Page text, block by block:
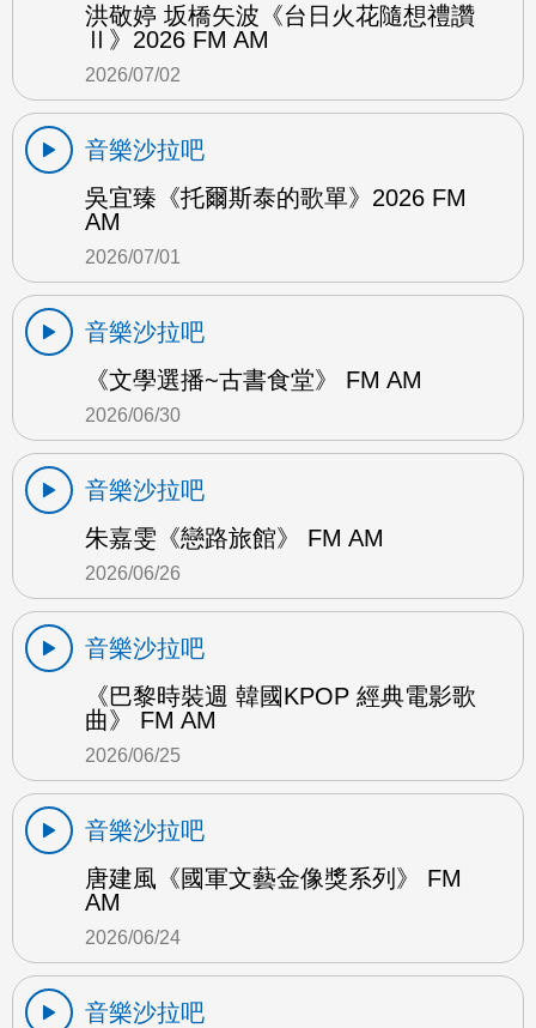
洪敬婷 坂橋矢波《台日火花隨想禮讚
Ⅱ》2026 FM AM
2026/07/02
音樂沙拉吧
吳宜臻《托爾斯泰的歌單》2026 FM
AM
2026/07/01
音樂沙拉吧
《文學選播~古書食堂》 FM AM
2026/06/30
音樂沙拉吧
朱嘉雯《戀路旅館》 FM AM
2026/06/26
音樂沙拉吧
《巴黎時裝週 韓國KPOP 經典電影歌
曲》 FM AM
2026/06/25
音樂沙拉吧
唐建風《國軍文藝金像獎系列》 FM
AM
2026/06/24
音樂沙拉吧